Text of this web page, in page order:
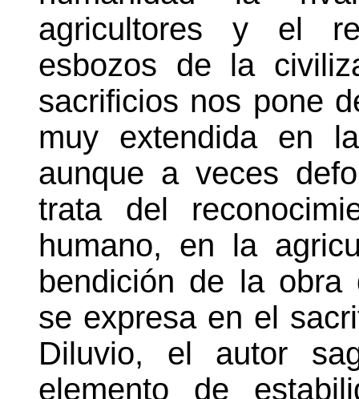
agricultores y el
esbozos de la
sacrificios nos pone
muy extendida en
aunque a veces
trata del
humano, en la
bendición de la obra
se expresa en el
Diluvio, el autor
elemento de